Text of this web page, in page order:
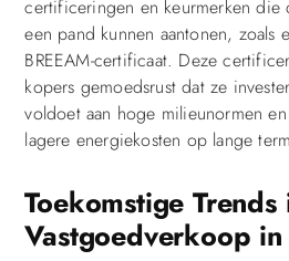
certificeringen en keurmerken die
een pand kunnen aantonen, zoals
BREEAM-certificaat. Deze
kopers gemoedsrust dat ze
voldoet aan hoge milieunormen
lagere energiekosten op lange
Toekomstige Trends
Vastgoedverkoop